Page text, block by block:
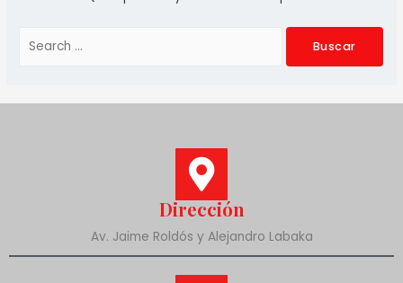
Dirección
Av. Jaime Roldós y Alejandro Labaka